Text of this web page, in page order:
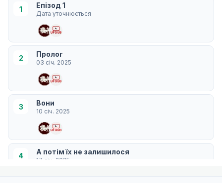
1 Епізод 1
Дата уточнюється
2 Пролог
03 січ. 2025
3 Вони
10 січ. 2025
4 А потім їх не залишилося
17 січ. 2025